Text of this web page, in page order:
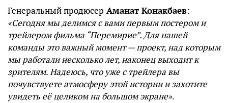
Генеральный продюсер Аманат Конакбаев:
«Сегодня мы делимся с вами первым постером и
трейлером фильма “Перемирие”. Для нашей
команды это важный момент — проект, над которым
мы работали несколько лет, наконец выходит к
зрителям. Надеюсь, что уже с трейлера вы
почувствуете атмосферу этой истории и захотите
увидеть её целиком на большом экране».